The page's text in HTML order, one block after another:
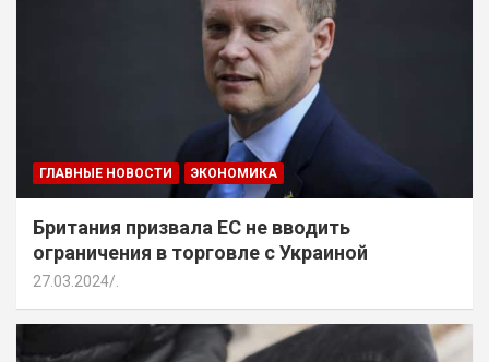
ГЛАВНЫЕ НОВОСТИ ЭКОНОМИКА
Британия призвала ЕС не вводить
ограничения в торговле с Украиной
27.03.2024